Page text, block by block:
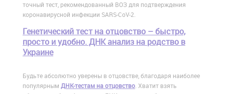
точный тест, рекомендованный ВОЗ для подтверждения
коронавирусной инфекции SARS-CoV-2.
Генетический тест на отцовство – быстро,
просто и удобно. ДНК анализ на родство в
Украине
Будьте абсолютно уверены в отцовстве, благодаря наиболее
популярным ДНК-тестам на отцовство. Хватит взять